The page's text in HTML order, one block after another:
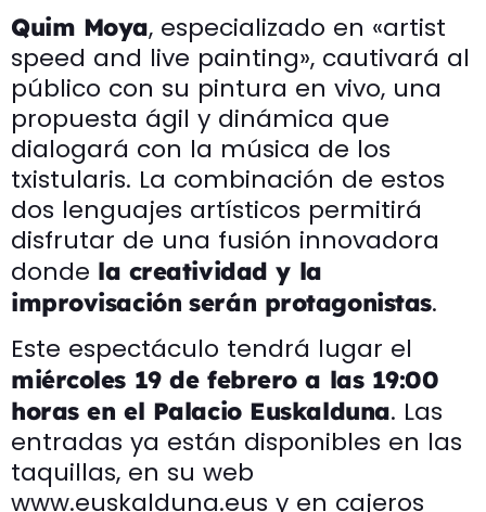
Quim Moya, especializado en «artist
speed and live painting», cautivará al
público con su pintura en vivo, una
propuesta ágil y dinámica que
dialogará con la música de los
txistularis. La combinación de estos
dos lenguajes artísticos permitirá
disfrutar de una fusión innovadora
donde la creatividad y la
improvisación serán protagonistas.
Este espectáculo tendrá lugar el
miércoles 19 de febrero a las 19:00
horas en el Palacio Euskalduna. Las
entradas ya están disponibles en las
taquillas, en su web
www.euskalduna.eus y en cajeros